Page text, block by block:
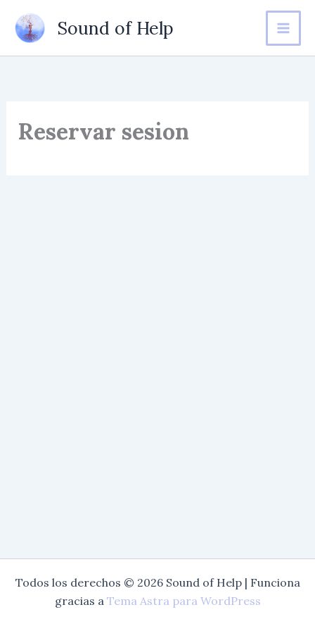
contenido
Sound of Help
Reservar sesion
Todos los derechos © 2026 Sound of Help | Funciona
gracias a Tema Astra para WordPress